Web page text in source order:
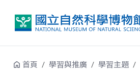
首頁 學習與推廣 學習主題